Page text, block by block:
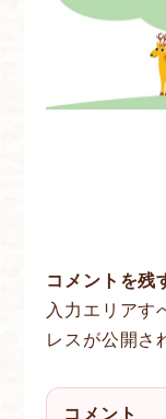
コメントを残
入力エリアす
レスが公開さ
コメント